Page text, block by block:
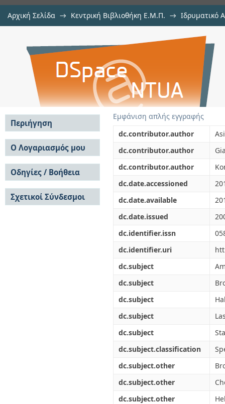
Αρχική Σελίδα → Κεντρική Βιβλιοθήκη Ε.Μ.Π. → Ιδρυματικό
Near-IR bromine Laser
ambient gas effects on emission
Εμφάνιση απλής εγγραφής
dc.contributor.author
dc.contributor.author
dc.contributor.author
dc.date.accessioned
dc.date.available
dc.date.issued
dc.identifier.issn
dc.identifier.uri
dc.subject
dc.subject
dc.subject
dc.subject
dc.subject
dc.subject.classification
dc.subject.other
dc.subject.other
dc.subject.other
Περιήγηση
Σε όλο το DSpace
Κοινότητες & Συλλογές
Ανά Ημερομηνία
Έκδοσης
Συγγραφείς
Τίτλοι
Θέματα
Ο Λογαριασμός μου
Σύνδεση
Εγγραφή
Οδηγίες / Βοήθεια
Οδηγίες Υποβολής
Οδηγίες Χρήσης ΙΑ
Συχνές Ερωτήσεις
Σχετικοί Σύνδεσμοι